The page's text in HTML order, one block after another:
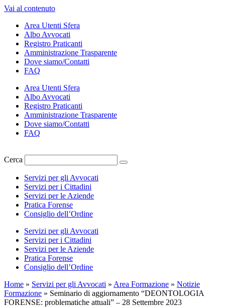
Vai al contenuto
Area Utenti Sfera
Albo Avvocati
Registro Praticanti
Amministrazione Trasparente
Dove siamo/Contatti
FAQ
Area Utenti Sfera
Albo Avvocati
Registro Praticanti
Amministrazione Trasparente
Dove siamo/Contatti
FAQ
Cerca
Servizi per gli Avvocati
Servizi per i Cittadini
Servizi per le Aziende
Pratica Forense
Consiglio dell’Ordine
Servizi per gli Avvocati
Servizi per i Cittadini
Servizi per le Aziende
Pratica Forense
Consiglio dell’Ordine
Home » Servizi per gli Avvocati » Area Formazione » Notizie
Formazione » Seminario di aggiornamento “DEONTOLOGIA
FORENSE: problematiche attuali” – 28 Settembre 2023